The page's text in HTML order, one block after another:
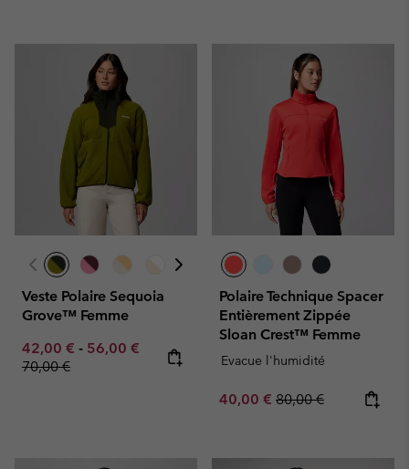
Veste Polaire Sequoia
Grove™ Femme
Minimum sale price:
42,00 € - Maximum sale price:
56,00 € Regular price:
70,00 €
Polaire Technique Spacer
Entièrement Zippée
Sloan Crest™ Femme
Evacue l'humidité
Sale price:
40,00 € Regular price:
80,00 €